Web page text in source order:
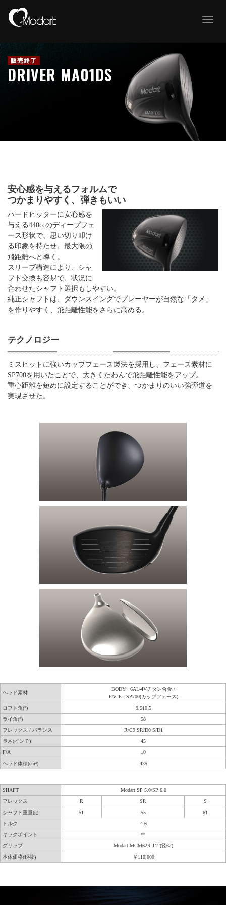
T
DRIVER MA01DS
安心感を与えるフォルムで
つかまりやすく、弾きもいい
ハードヒッターに安心感を
与える440ccのディープフェ
ース形状で、思い切り叩け
る印象を持たせ、最大限の
飛距離へと導く。
スリーブ構造により、シャ
フト交換も容易で、状況に
合わせたシャフト選択もしやすい。
純正シャフトは、ダウンスイングでプレーヤーが自然な「タメ」
を作りやすく、飛距離性能をさらに高める。
テクノロジー
ミスヒットに強いカップフェース製法を採用し、フェース素材に
SP700を用いたことで、大きくたわんで飛距離性能をアップ。
重心距離を短めに設定することができ、つかまりのいい強弾道を
実現させた。
ヘッド素材
BODY : 6AL‑4Vチタン合金 /
FACE : SP700(カップフェース)
ロフト角(°)
9.510.5
ライ角(°)
58
フレックス / バランス
R/C9 SR/D0 S/D1
長さ(インチ)
45
F/A
±0
ヘッド体積(cm³)
435
SHAFT
Modart SP 5.0/SP 6.0
フレックス
R SR
S
シャフト重量(g)
51 55
61
トルク
4.6
キックポイント
中
グリップ
Modart MGM62R-112(径62)
本体価格(税抜)
￥110,000